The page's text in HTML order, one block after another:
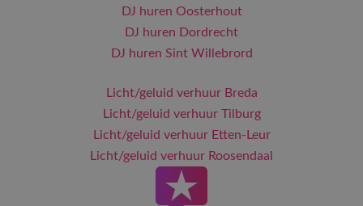
DJ huren Oosterhout
DJ huren Dordrecht
DJ huren Sint Willebrord
Licht/geluid verhuur Breda
Licht/geluid verhuur Tilburg
Licht/geluid verhuur Etten-Leur
Licht/geluid verhuur Roosendaal